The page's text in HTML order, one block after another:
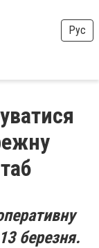
Рус
березня.